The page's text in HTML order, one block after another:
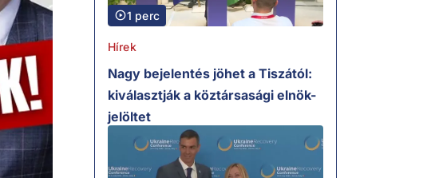
1 perc
Hírek
Nagy bejelentés jöhet a Tiszától:
kiválasztják a köztársasági elnök-
jelöltet